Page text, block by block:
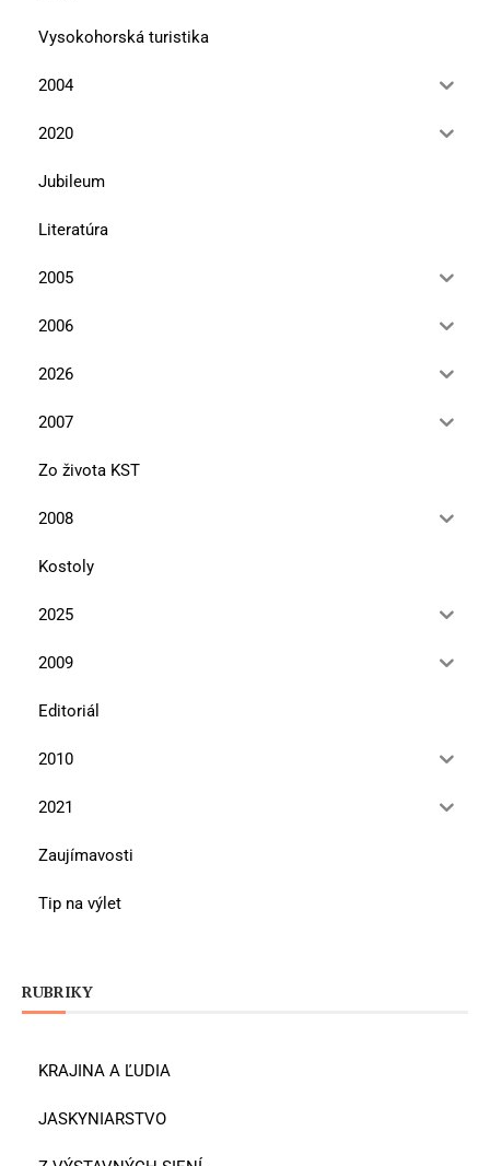
Vysokohorská turistika
2004
2020
Jubileum
Literatúra
2005
2006
2026
2007
Zo života KST
2008
Kostoly
2025
2009
Editoriál
2010
2021
Zaujímavosti
Tip na výlet
RUBRIKY
KRAJINA A ĽUDIA
JASKYNIARSTVO